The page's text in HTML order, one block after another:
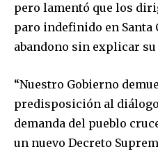
pero lamentó que los
paro indefinido en Santa
abandono sin explicar
“Nuestro Gobierno
predisposición al
demanda del pueblo
un nuevo Decreto